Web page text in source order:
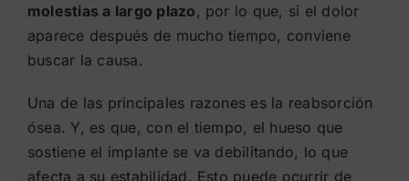
molestias a largo plazo , por lo que, si el dolor
aparece después de mucho tiempo, conviene
buscar la causa.
Una de las principales razones es la reabsorción
ósea. Y, es que, con el tiempo, el hueso que
sostiene el implante se va debilitando, lo que
afecta a su estabilidad. Esto puede ocurrir de